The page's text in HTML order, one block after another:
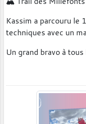
Kassim a parcouru le
techniques avec un
Un grand bravo à